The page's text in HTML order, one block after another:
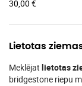
30,00 €
Lietotas
Meklējat lietotas
bridgestone riepu